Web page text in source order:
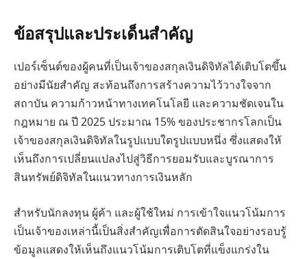
ข้อสรุปและประเด็นสำคัญ
เปอร์เซ็นต์ของผู้คนที่เป็นเจ้าของสกุลเงินดิจิทัลได้เติบโตขึ้น
อย่างมีนัยสำคัญ สะท้อนถึงการสร้างความไว้วางใจจาก
สถาบัน ความก้าวหน้าทางเทคโนโลยี และความชัดเจนใน
กฎหมาย ณ ปี 2025 ประมาณ 15% ของประชากรโลกเป็น
เจ้าของสกุลเงินดิจิทัลในรูปแบบใดรูปแบบหนึ่ง ซึ่งแสดงให้
เห็นถึงการเปลี่ยนแปลงไปสู่วิธีการยอมรับและบูรณาการ
สินทรัพย์ดิจิทัลในแนวทางการเงินหลัก
สำหรับนักลงทุน ผู้ค้า และผู้ใช้ใหม่ การเข้าใจแนวโน้มการ
เป็นเจ้าของเหล่านี้เป็นสิ่งสำคัญเพื่อการตัดสินใจอย่างรอบรู้
ข้อมูลแสดงให้เห็นถึงแนวโน้มการเติบโตที่แข็งแกร่งใน